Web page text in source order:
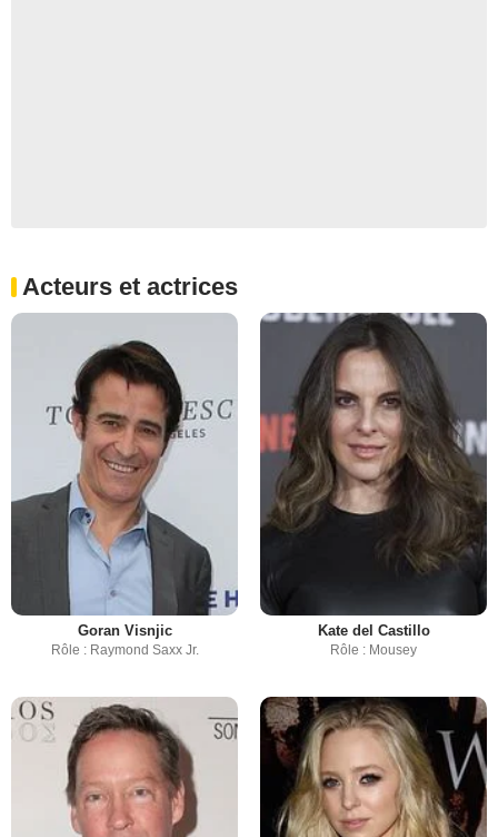
Acteurs et actrices
Goran Visnjic
Rôle : Raymond Saxx Jr.
Kate del Castillo
Rôle : Mousey